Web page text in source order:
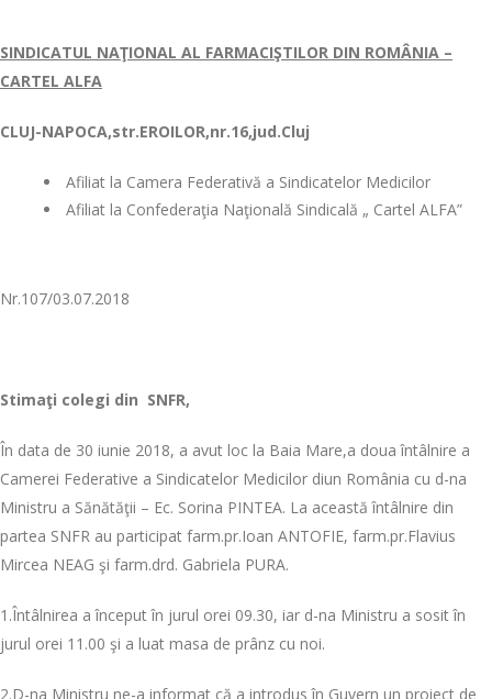
SINDICATUL NAŢIONAL AL FARMACIŞTILOR DIN ROMÂNIA –
CARTEL ALFA
CLUJ-NAPOCA,str.EROILOR,nr.16,jud.Cluj
Afiliat la Camera Federativă a Sindicatelor Medicilor
Afiliat la Confederaţia Naţională Sindicală „ Cartel ALFA”
Nr.107/03.07.2018
Stimaţi colegi din SNFR,
În data de 30 iunie 2018, a avut loc la Baia Mare,a doua întâlnire a
Camerei Federative a Sindicatelor Medicilor diun România cu d-na
Ministru a Sănătăţii – Ec. Sorina PINTEA. La această întâlnire din
partea SNFR au participat farm.pr.Ioan ANTOFIE, farm.pr.Flavius
Mircea NEAG şi farm.drd. Gabriela PURA.
1.Întâlnirea a început în jurul orei 09.30, iar d-na Ministru a sosit în
jurul orei 11.00 şi a luat masa de prânz cu noi.
2.D-na Ministru ne-a informat că a introdus în Guvern un proiect de